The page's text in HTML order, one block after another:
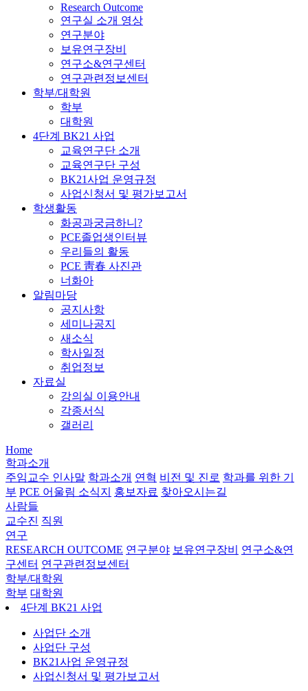
Research Outcome
연구실 소개 영상
연구분야
보유연구장비
연구소&연구센터
연구관련정보센터
학부/대학원
학부
대학원
4단계 BK21 사업
교육연구단 소개
교육연구단 구성
BK21사업 운영규정
사업신청서 및 평가보고서
학생활동
화공과궁금하니?
PCE졸업생인터뷰
우리들의 활동
PCE 靑春 사진관
너화아
알림마당
공지사항
세미나공지
새소식
학사일정
취업정보
자료실
강의실 이용안내
각종서식
갤러리
Home
학과소개
주임교수 인사말 학과소개 연혁 비전 및 진로 학과를 위한 기
부 PCE 어울림 소식지 홍보자료 찾아오시는길
사람들
교수진 직원
연구
RESEARCH OUTCOME 연구분야 보유연구장비
연구소&연
구센터 연구관련정보센터
학부/대학원
학부 대학원
4단계 BK21 사업
사업단 소개
사업단 구성
BK21사업 운영규정
사업신청서 및 평가보고서